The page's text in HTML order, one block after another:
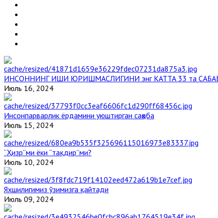
ИНСОННИНГ ИШИ ЮРИШМАСЛИГИНИ энг КАТТА 33 та
Июль 16, 2024
Инсонпарварлик ёрдамини уюштирган саҳоба
Июль 15, 2024
“Ҳизр”ми ёки “тақдир”ми?
Июль 10, 2024
Яхшилигимиз ўзимизга қайтади
Июль 09, 2024